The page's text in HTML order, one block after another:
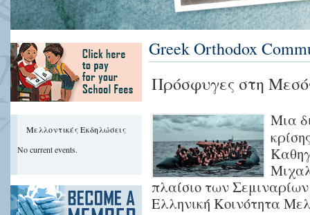
Μελλοντικές Εκδηλώσεις
No current events.
Greek Orthodox
Πρόσφυγες στη
Μια
πλαίσιο των
Ελληνική Κοινότητα